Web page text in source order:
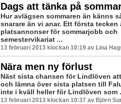
Dags att tänka på
Hur avlägsen sommaren än känns
snarare än vi anar. Ett första tecken
platsannonser för sommarjobb och
semestervikariat ...
13 februari 2013 klockan 10:19 av Lina
Nära men ny förlust
Näst sista chansen för Lindlöven
och lämna över sista platsen till
inte i kväll heller för Lindlöven som
13 februari 2013 klockan 10:37 av Björn